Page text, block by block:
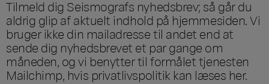
Tilmeld dig Seismografs nyhedsbrev; så går du
aldrig glip af aktuelt indhold på hjemmesiden. Vi
bruger ikke din mailadresse til andet end at
sende dig nyhedsbrevet et par gange om
måneden, og vi benytter til formålet tjenesten
Mailchimp, hvis privatlivspolitik kan læses her.